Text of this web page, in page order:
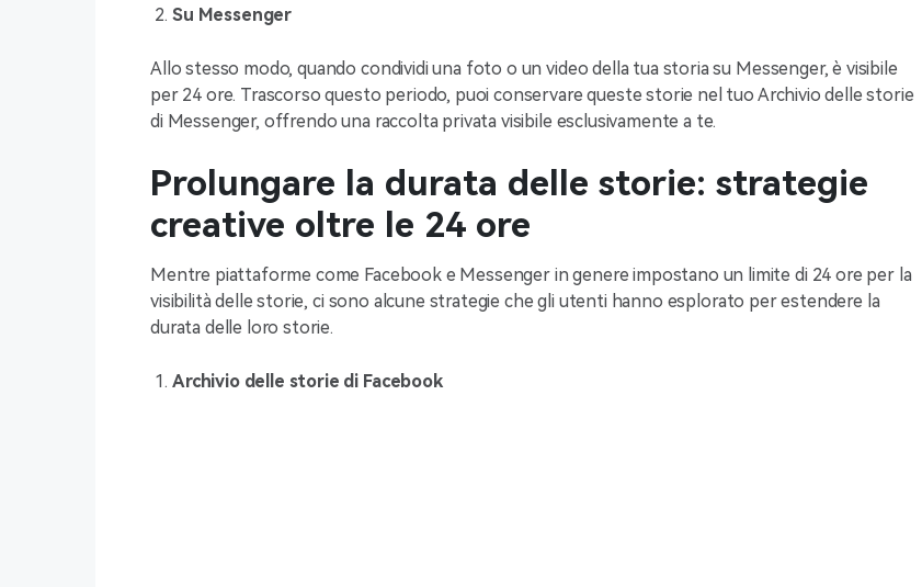
Su Messenger
Allo stesso modo, quando condividi una foto o un video della tua storia su Messenger, è visibile
per 24 ore. Trascorso questo periodo, puoi conservare queste storie nel tuo Archivio delle storie
di Messenger, offrendo una raccolta privata visibile esclusivamente a te.
Prolungare la durata delle storie: strategie
creative oltre le 24 ore
Mentre piattaforme come Facebook e Messenger in genere impostano un limite di 24 ore per la
visibilità delle storie, ci sono alcune strategie che gli utenti hanno esplorato per estendere la
durata delle loro storie.
Archivio delle storie di Facebook